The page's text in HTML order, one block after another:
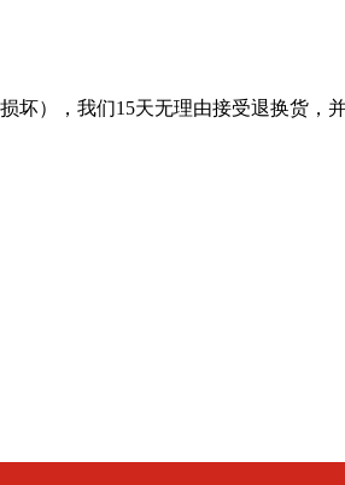
坏），我们15天无理由接受退换货，